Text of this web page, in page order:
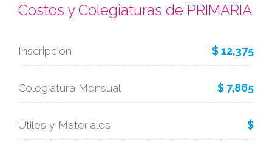
Costos y Colegiaturas de PRIMARIA
Inscripción $ 12,375
Colegiatura Mensual $ 7,865
Útiles y Materiales $